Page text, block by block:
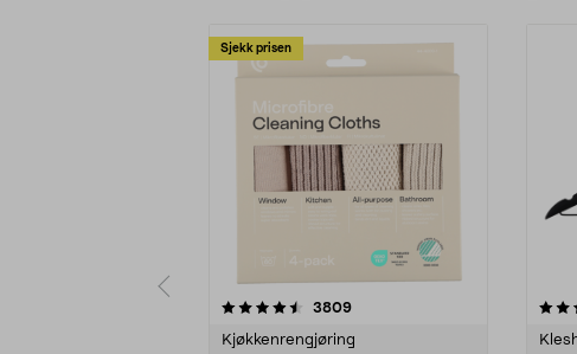
Sjekk prisen
3809anmeldelser
Kjøkkenrengjøring
4.5av 5 stjerner